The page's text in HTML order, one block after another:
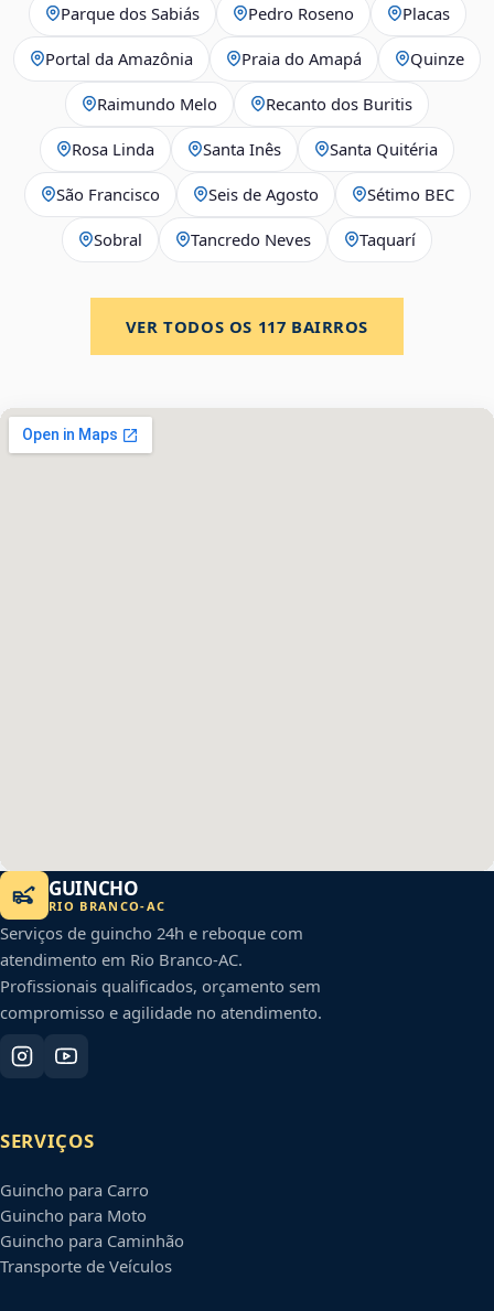
Parque dos Sabiás Pedro Roseno Placas
Portal da Amazônia Praia do Amapá Quinze
Raimundo Melo Recanto dos Buritis
Rosa Linda Santa Inês Santa Quitéria
São Francisco Seis de Agosto Sétimo BEC
Sobral Tancredo Neves Taquarí
VER TODOS OS 117 BAIRROS
GUINCHO
RIO BRANCO-AC
Serviços de guincho 24h e reboque com
atendimento em Rio Branco-AC.
Profissionais qualificados, orçamento sem
compromisso e agilidade no atendimento.
SERVIÇOS
Guincho para Carro
Guincho para Moto
Guincho para Caminhão
Transporte de Veículos